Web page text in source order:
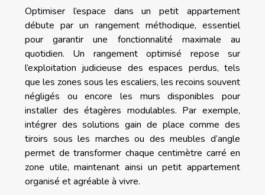
Optimiser l’espace dans un petit appartement
débute par un rangement méthodique, essentiel
pour garantir une fonctionnalité maximale au
quotidien. Un rangement optimisé repose sur
l’exploitation judicieuse des espaces perdus, tels
que les zones sous les escaliers, les recoins souvent
négligés ou encore les murs disponibles pour
installer des étagères modulables. Par exemple,
intégrer des solutions gain de place comme des
tiroirs sous les marches ou des meubles d’angle
permet de transformer chaque centimètre carré en
zone utile, maintenant ainsi un petit appartement
organisé et agréable à vivre.